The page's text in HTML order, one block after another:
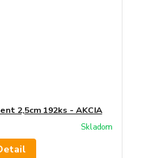
2,5cm 192ks - AKCIA
Skladom